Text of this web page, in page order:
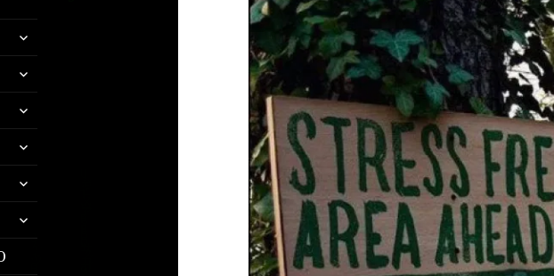
untermenü
öffnen
untermenü
öffnen
untermenü
öffnen
untermenü
öffnen
untermenü
öffnen
untermenü
öffnen